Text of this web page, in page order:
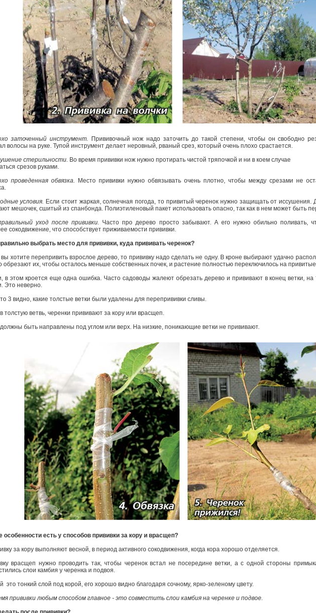
заточенный инструмент. Прививочный нож надо заточить до такой степени, чтобы он свободно
волосы на руке. Тупой инструмент делает неровный, рваный срез, который очень плохо срастается.
стерильности. Во время прививки нож нужно протирать чистой тряпочкой и ни в коем случае
срезов руками.
проведенная обвязка.
Место прививки нужно обвязывать очень плотно, чтобы между срезами не
условия. Если стоит жаркая, солнечная погода, то привитый черенок нужно защищать от иссушения.
мешочек, сшитый из спанбонда. Полиэтиленовый пакет использовать опасно, так как в нем может быть
уход после прививки. Часто про дерево просто забывают. А его нужно обильно поливать,
сокодвижение, что способствует приживаемости прививки.
выбрать место для прививки, куда прививать черенок?
хотите перепривить взрослое дерево, то прививку надо сделать не одну. В кроне выбирают удачно
обрезают их, чтобы осталось меньше собственных почек, и растение полностью переключилось на
в этом кроется еще одна ошибка. Часто садоводы жалеют обрезать дерево и прививают в конец ветки, на
Это неверно.
3 видно, какие толстые вет­ки были удалены для перепрививки сливы.
толстую ветвь, черенки прививают за кору или врасщеп.
должны быть направлены под углом или верх. На низкие, поникающие ветки не прививают.
особенности есть у способов прививки за кору и врасщеп?
за кору выполняют весной, в период активного сокодвижения, когда кора хорошо отделяется.
врасщеп нужно проводить так, чтобы черенок встал не посе­редине ветки, а с одной стороны
слои камбия у черенка и подвоя.
это тонкий слой под ко­рой, его хорошо видно благодаря сочному, ярко­-зеленому цвету.
прививки любым способом главное - это совместить слои камбия на черенке и подвое.